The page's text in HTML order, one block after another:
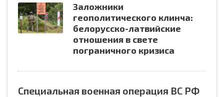
Заложники
геополитического клинча:
белорусско-латвийские
отношения в свете
пограничного кризиса
Специальная военная операция ВС РФ